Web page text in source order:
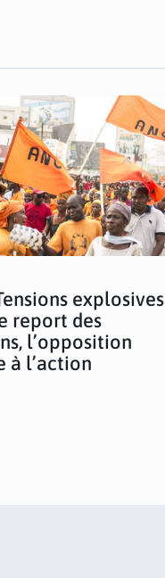
explosives
report des
l’opposition
à l’action